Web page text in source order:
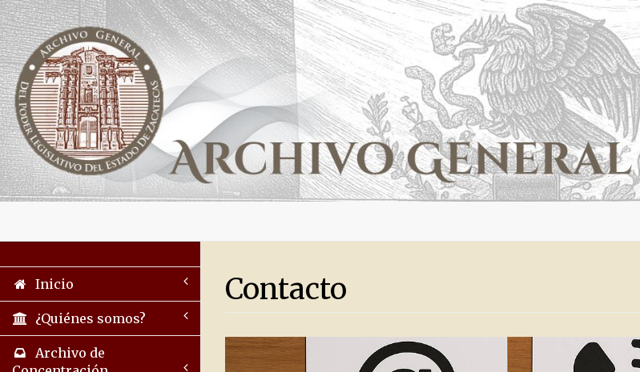
Inicio
¿Quiénes somos?
Archivo de
Contacto